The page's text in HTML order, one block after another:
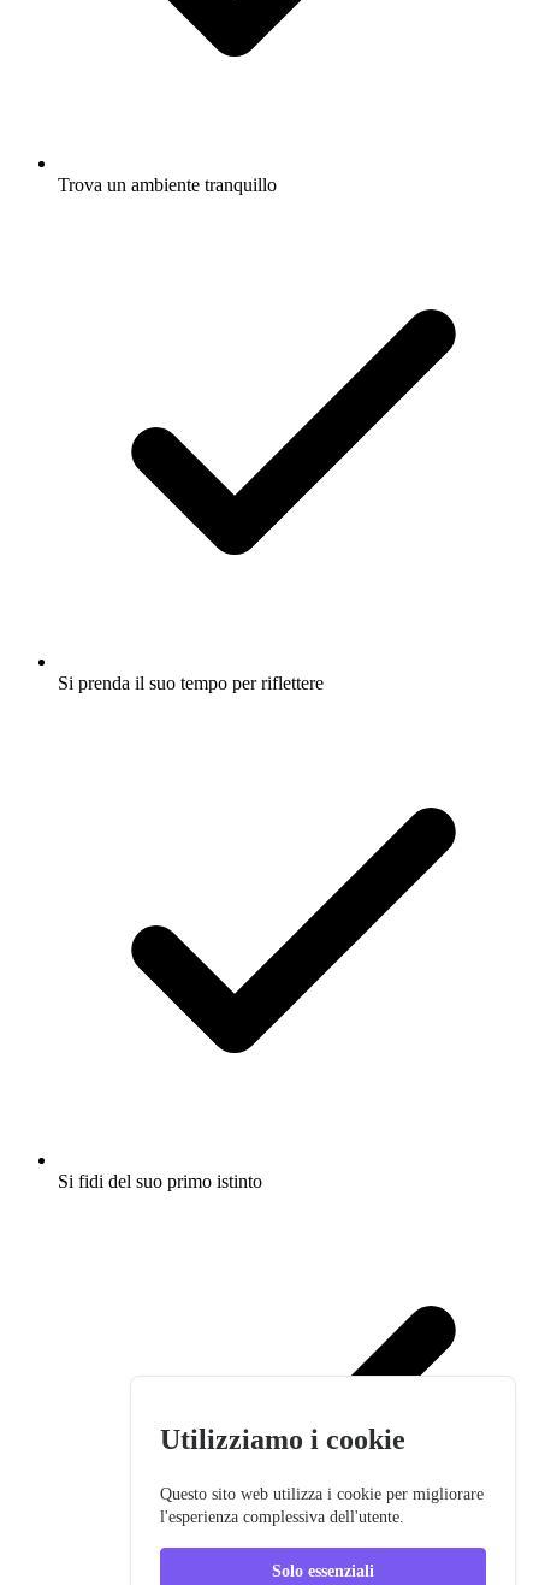
Trova un ambiente tranquillo
Si prenda il suo tempo per riflettere
Si fidi del suo primo istinto
Utilizziamo i cookie
Questo sito web utilizza i cookie per migliorare
l'esperienza complessiva dell'utente.
Solo essenziali